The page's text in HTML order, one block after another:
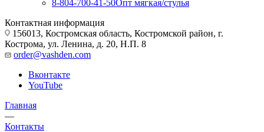
8-804-700-41-50Опт мягкая/стулья
Контактная информация
156013, Костромская область, Костромской район, г.
Кострома, ул. Ленина, д. 20, Н.П. 8
order@vashden.com
Вконтакте
YouTube
Главная
—
Контакты